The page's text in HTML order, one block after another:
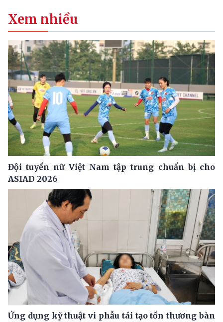
Xem nhiều
Đội tuyển nữ Việt Nam tập trung chuẩn bị cho
ASIAD 2026
Ứng dụng kỹ thuật vi phẫu tái tạo tổn thương bàn